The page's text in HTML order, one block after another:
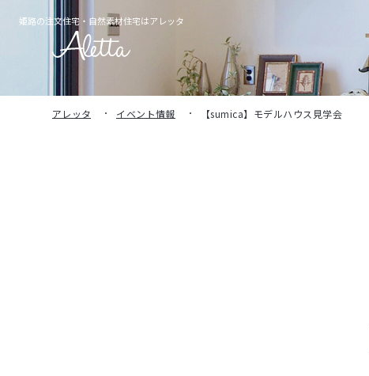
姫路の注文住宅・ 自然素材住宅はアレッタ
アレッタ イベント情報 【sumica】モデルハウス見学会